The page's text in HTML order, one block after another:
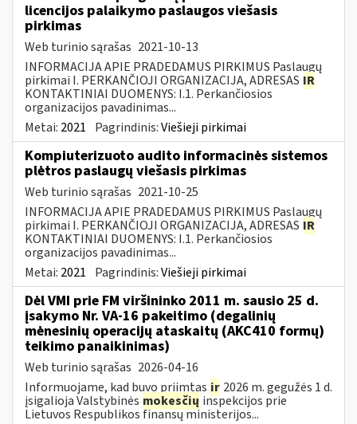
licencijos palaikymo paslaugos viešasis
pirkimas
Web turinio sąrašas 2021-10-13
INFORMACIJA APIE PRADEDAMUS PIRKIMUS Paslaugų
pirkimai I. PERKANČIOJI ORGANIZACIJA, ADRESAS IR
KONTAKTINIAI DUOMENYS: I.1. Perkančiosios
organizacijos pavadinimas...
Metai: 2021 Pagrindinis:Viešieji pirkimai
Kompiuterizuoto audito informacinės sistemos
plėtros paslaugų viešasis pirkimas
Web turinio sąrašas 2021-10-25
INFORMACIJA APIE PRADEDAMUS PIRKIMUS Paslaugų
pirkimai I. PERKANČIOJI ORGANIZACIJA, ADRESAS IR
KONTAKTINIAI DUOMENYS: I.1. Perkančiosios
organizacijos pavadinimas...
Metai: 2021 Pagrindinis:Viešieji pirkimai
Dėl VMI prie FM viršininko 2011 m. sausio 25 d.
įsakymo Nr. VA-16 pakeitimo (degalinių
mėnesinių operacijų ataskaitų (AKC410 formų)
teikimo panaikinimas)
Web turinio sąrašas 2026-04-16
Informuojame, kad buvo priimtas ir 2026 m. gegužės 1 d.
įsigalioja Valstybinės mokesčių inspekcijos prie
Lietuvos Respublikos finansų ministerijos...